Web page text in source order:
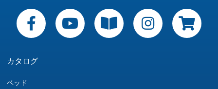
カタログ
ベッド